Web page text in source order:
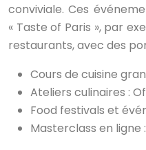
conviviale. Ces
« Taste of Paris », par
restaurants, avec des
Cours de cuisine
Ateliers culinaires :
Food festivals et
Masterclass en